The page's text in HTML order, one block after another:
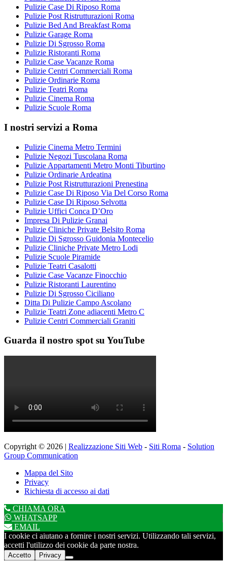
Pulizie Case Di Riposo Roma
Pulizie Post Ristrutturazioni Roma
Pulizie Bed And Breakfast Roma
Pulizie Garage Roma
Pulizie Di Sgrosso Roma
Pulizie Ristoranti Roma
Pulizie Case Vacanze Roma
Pulizie Centri Commerciali Roma
Pulizie Ordinarie Roma
Pulizie Teatri Roma
Pulizie Cinema Roma
Pulizie Scuole Roma
I nostri servizi a Roma
Pulizie Cinema Metro Termini
Pulizie Negozi Tuscolana Roma
Pulizie Appartamenti Metro Monti Tiburtino
Pulizie Ordinarie Ardeatina
Pulizie Post Ristrutturazioni Prenestina
Pulizie Case Di Riposo Via Del Corso Roma
Pulizie Case Di Riposo Selvotta
Pulizie Uffici Conca D’Oro
Impresa Di Pulizie Granai
Pulizie Cliniche Private Belsito Roma
Pulizie Di Sgrosso Guidonia Montecelio
Pulizie Cliniche Private Metro Lodi
Pulizie Scuole Piramide
Pulizie Teatri Casalotti
Pulizie Case Vacanze Finocchio
Pulizie Ristoranti Laurentino
Pulizie Di Sgrosso Ciciliano
Ditta Di Pulizie Campo Ascolano
Pulizie Teatri Zone adiacenti Metro C
Pulizie Centri Commerciali Graniti
Guarda il nostro spot su YouTube
Copyright © 2026 | Realizzazione Siti Web - Siti Roma - Solution
Group Communication
Mappa del Sito
Privacy
Richiesta di accesso ai dati
CHIAMA ORA
WHATSAPP
EMAIL
I cookie ci aiutano a fornire i nostri servizi. Utilizzando tali servizi,
accetti l'utilizzo dei cookie da parte nostra.
Accetto Privacy